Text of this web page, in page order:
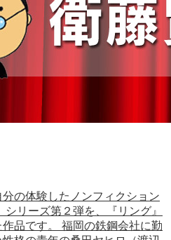
の体験したノンフィクション
シリーズ第２弾を、『リング』
品です。 福岡の鉄鋼会社に勤